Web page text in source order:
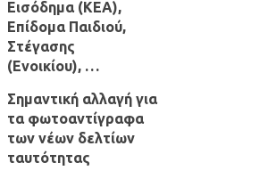
Εισόδημα (ΚΕΑ),
Επίδομα Παιδιού,
Στέγασης
(Ενοικίου), …
Σημαντική αλλαγή για
τα φωτοαντίγραφα
των νέων δελτίων
ταυτότητας